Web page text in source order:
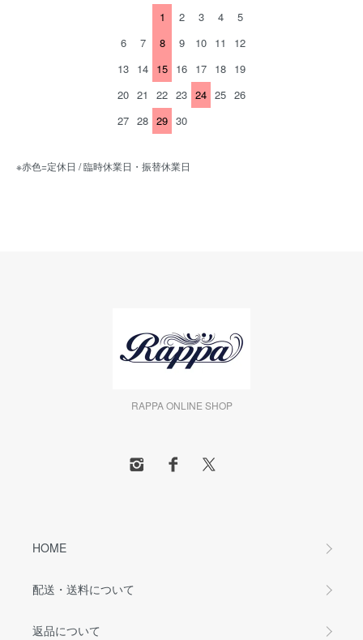
1
2 3 4
5
6
7 8 9 10 11
12
13 14 15 16 17 18 19
20 21 22 23 24 25 26
27 28 29 30
※赤色=定休日 / 臨時休業日・振替休業日
RAPPA ONLINE SHOP
HOME
配送・送料について
返品について